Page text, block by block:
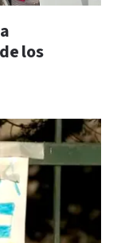
los